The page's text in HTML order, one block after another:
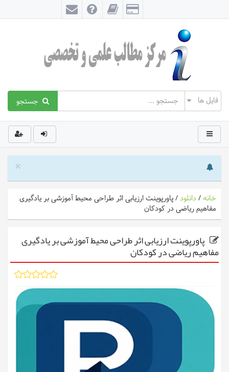
جستجو
×
خانه/ دانلود/پاورپوینت ارزیابی اثر طراحی محیط آموزشی بر یادگیری
مفاهیم ریاضی در کودکان
پاورپوینت ارزیابی اثر طراحی محیط آموزشی بر یادگیری
مفاهیم ریاضی در کودکان